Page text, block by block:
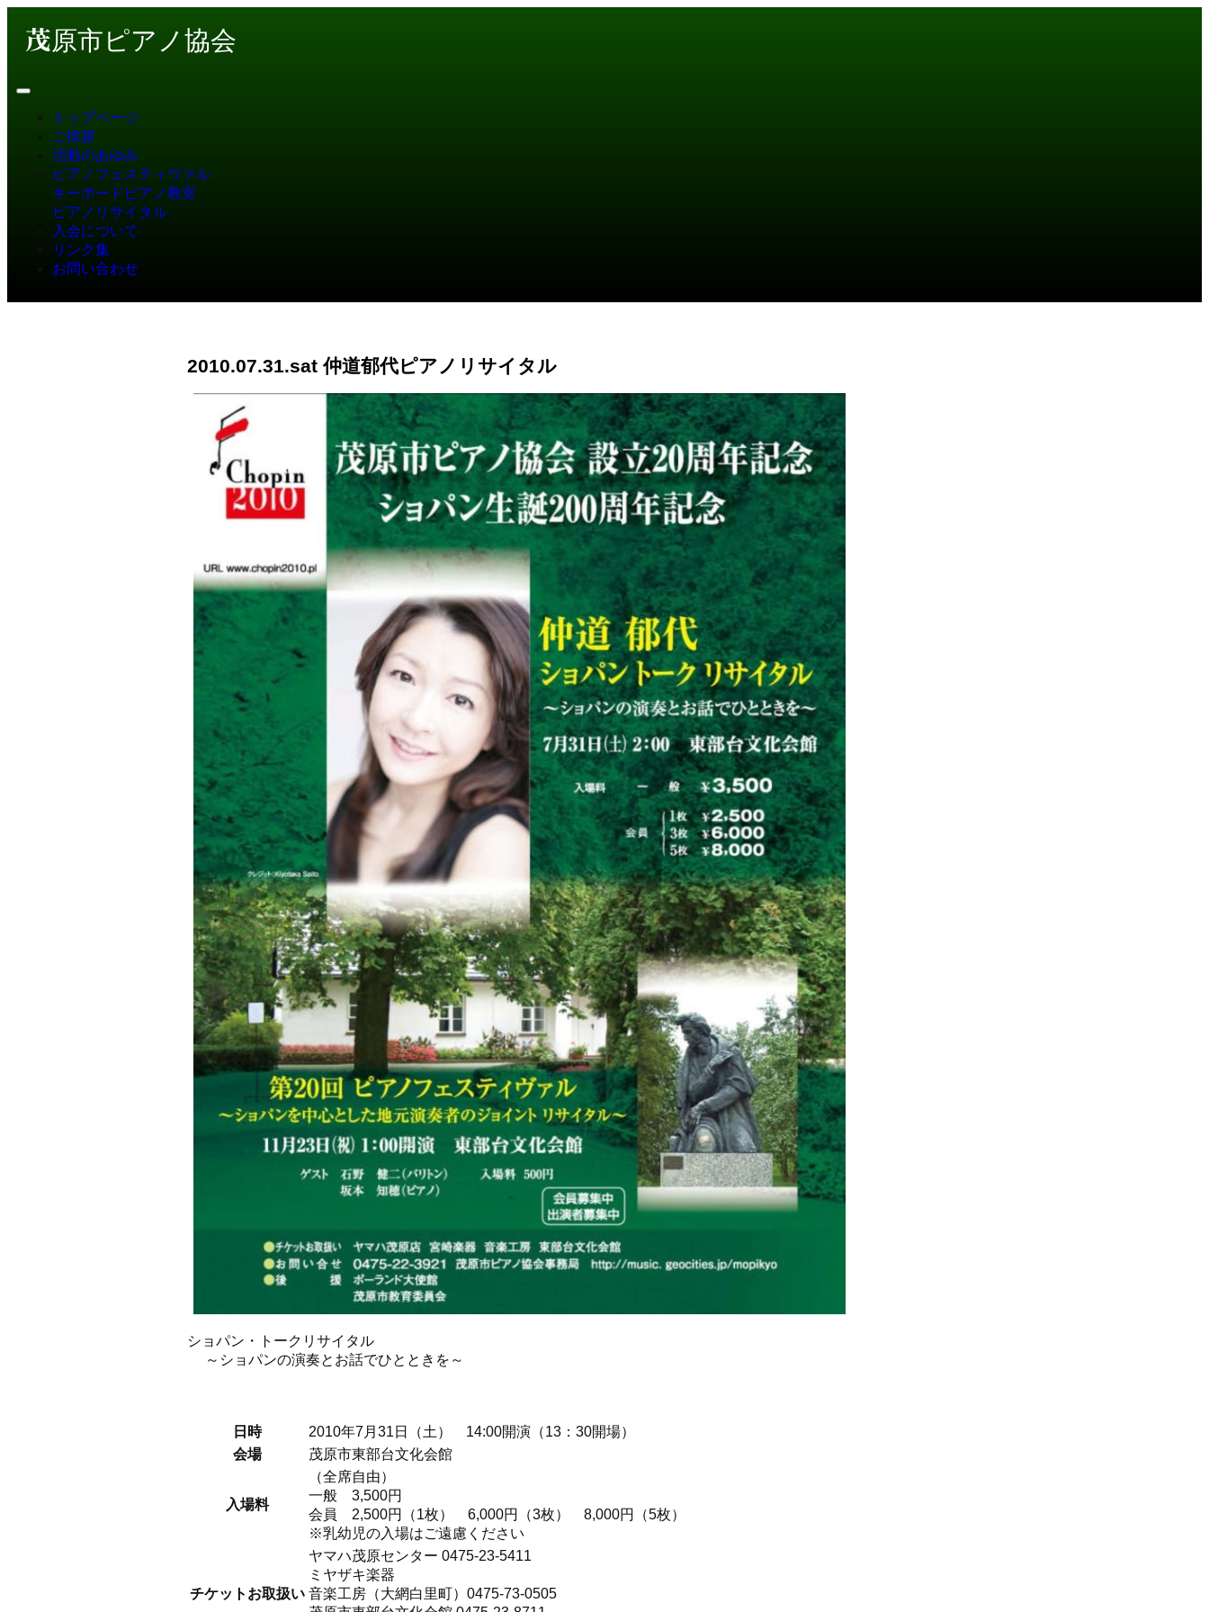
茂原市ピアノ協会
トップページ
ご挨拶
活動のあゆみ
ピアノフェスティヴァル
キーボードピアノ教室
ピアノリサイタル
入会について
リンク集
お問い合わせ
2010.07.31.sat 仲道郁代ピアノリサイタル
ショパン・トークリサイタル
～ショパンの演奏とお話でひとときを～
日時
2010年7月31日（土） 14:00開演（13：30開場）
会場
茂原市東部台文化会館
入場料
（全席自由）
一般 3,500円
会員 2,500円（1枚） 6,000円（3枚） 8,000円（5枚）
※乳幼児の入場はご遠慮ください
チケットお取扱い
ヤマハ茂原センター 0475-23-5411
ミヤザキ楽器
音楽工房（大網白里町）0475-73-0505